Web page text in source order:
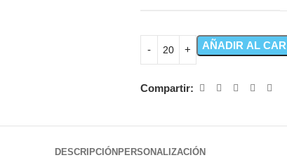
AÑADIR AL
Compartir:
DESCRIPCIÓN PERSONALIZACIÓN